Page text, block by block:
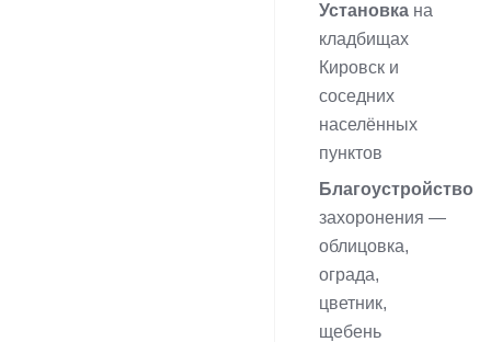
Установка на
кладбищах
Кировск и
соседних
населённых
пунктов
Благоустройство
захоронения —
облицовка,
ограда,
цветник,
щебень